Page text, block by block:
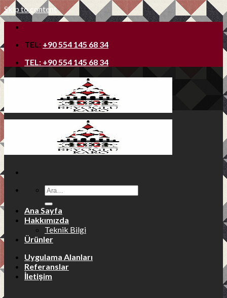
Skip to content
TEL: +90 554 145 68 34
TEL: +90 554 145 68 34
Ana Sayfa
Hakkımızda
Teknik Bilgi
Ürünler
Uygulama Alanları
Referanslar
İletişim